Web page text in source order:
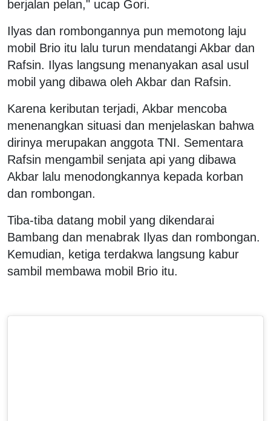
berjalan pelan," ucap Gori.
Ilyas dan rombongannya pun memotong laju
mobil Brio itu lalu turun mendatangi Akbar dan
Rafsin. Ilyas langsung menanyakan asal usul
mobil yang dibawa oleh Akbar dan Rafsin.
Karena keributan terjadi, Akbar mencoba
menenangkan situasi dan menjelaskan bahwa
dirinya merupakan anggota TNI. Sementara
Rafsin mengambil senjata api yang dibawa
Akbar lalu menodongkannya kepada korban
dan rombongan.
Tiba-tiba datang mobil yang dikendarai
Bambang dan menabrak Ilyas dan rombongan.
Kemudian, ketiga terdakwa langsung kabur
sambil membawa mobil Brio itu.